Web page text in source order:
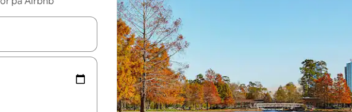
kan du navigera med upp- och nedåtpilarna eller utforska genom att trycka eller svepa.